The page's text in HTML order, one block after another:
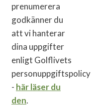
prenumerera
godkänner du
att vi hanterar
dina uppgifter
enligt Golflivets
personuppgiftspolicy
- här läser du
den.